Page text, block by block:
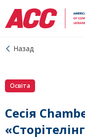
Назад
Освіта
Сесія